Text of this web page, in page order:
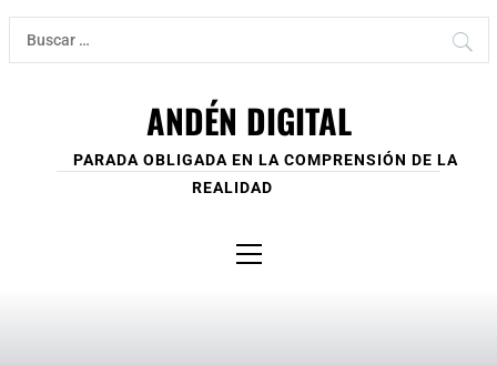
Ir
contenido
Buscar:
ANDÉN DIGITAL
PARADA OBLIGADA EN LA COMPRENSIÓN DE LA
REALIDAD
principal